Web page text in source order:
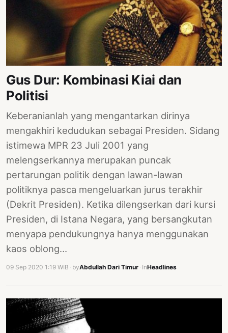
Gus Dur: Kombinasi Kiai dan
Politisi
Keberanianlah yang mengantarkan dirinya
mengakhiri kedudukan sebagai Presiden. Sidang
istimewa MPR 23 Juli 2001 yang
melengserkannya merupakan puncak
pertarungan politik dengan lawan-lawan
politiknya pasca mengeluarkan jurus terakhir
(Dekrit Presiden). Ketika dilengserkan dari kursi
Presiden, di Istana Negara, yang bersangkutan
menyapa pendukungnya hanya menggunakan
kaos oblong…
09 Sep 2020 1:19 WIB byAbdullah Dari Timur InHeadlines